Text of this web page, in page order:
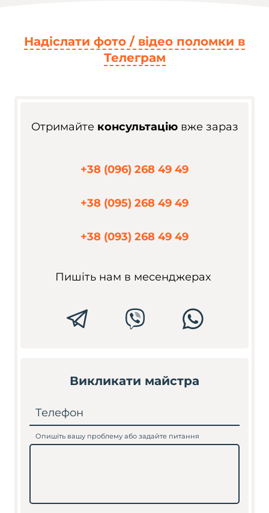
Надіслати фото / відео поломки в
Телеграм
Отримайте консультаціювже зараз
+38 (096) 268 49 49
+38 (095) 268 49 49
+38 (093) 268 49 49
Пишіть нам в месенджерах
Викликати майстра
Телефон
Опишіть вашу проблему або задайте питання